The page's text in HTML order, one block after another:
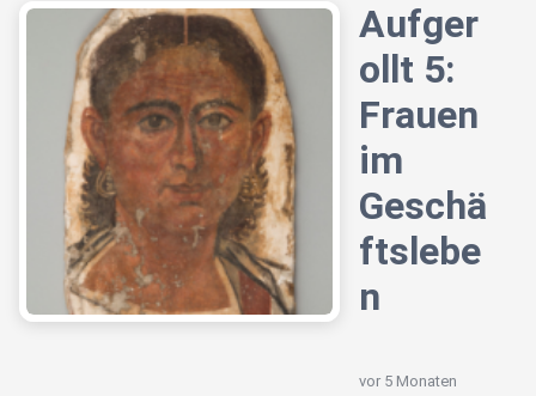
Aufger
ollt 5:
Frauen
im
Geschä
ftslebe
n
vor 5 Monaten